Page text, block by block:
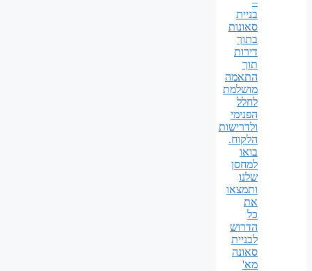
בניית
סאונות
בתוך
דירות
תוך
התאמה
מושלמת
לחלל
הפנימי
ולדרישות
הלקוח.
בואו
למחסן
שלנו
ותמצאו
את
כל
הדרוש
לבניית
סאונה
מא'